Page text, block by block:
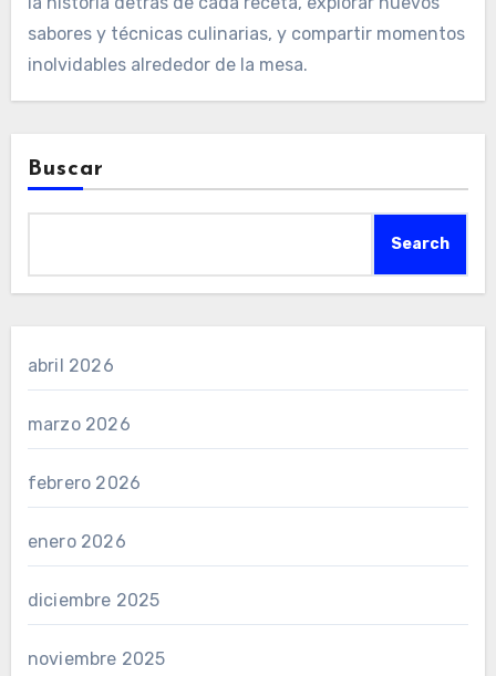
sabores y técnicas culinarias, y compartir momentos
inolvidables alrededor de la mesa.
Buscar
Search
abril 2026
marzo 2026
febrero 2026
enero 2026
diciembre 2025
noviembre 2025